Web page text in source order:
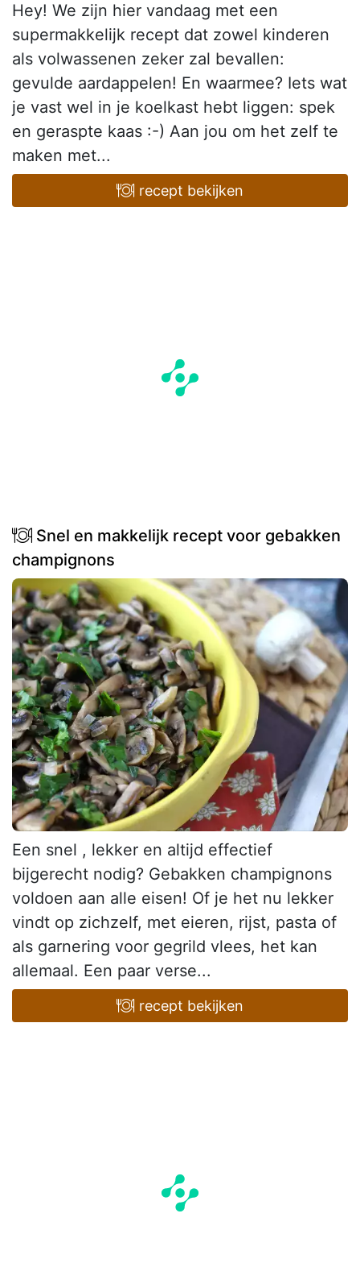
Hey! We zijn hier vandaag met een
supermakkelijk recept dat zowel kinderen
als volwassenen zeker zal bevallen:
gevulde aardappelen! En waarmee? Iets wat
je vast wel in je koelkast hebt liggen: spek
en geraspte kaas :-) Aan jou om het zelf te
maken met...
recept bekijken
Snel en makkelijk recept voor gebakken
champignons
Een snel , lekker en altijd effectief
bijgerecht nodig? Gebakken champignons
voldoen aan alle eisen! Of je het nu lekker
vindt op zichzelf, met eieren, rijst, pasta of
als garnering voor gegrild vlees, het kan
allemaal. Een paar verse...
recept bekijken